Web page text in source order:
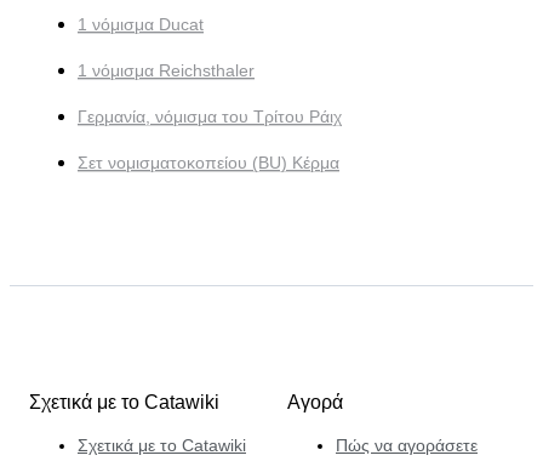
1 νόμισμα Ducat
1 νόμισμα Reichsthaler
Γερμανία, νόμισμα του Τρίτου Ράιχ
Σετ νομισματοκοπείου (BU) Κέρμα
Σχετικά με το Catawiki
Σχετικά με το Catawiki
Αγορά
Πώς να αγοράσετε